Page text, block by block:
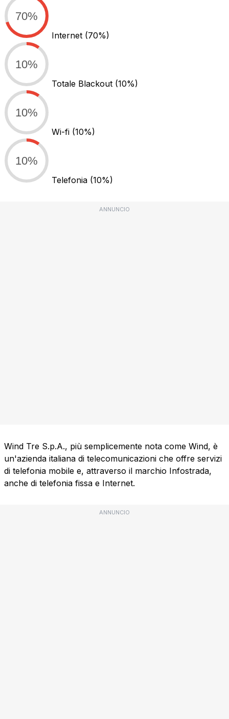
70%
Internet (70%)
10%
Totale Blackout (10%)
10%
Wi-fi (10%)
10%
Telefonia (10%)
ANNUNCIO
Wind Tre S.p.A., più semplicemente nota come Wind, è
un'azienda italiana di telecomunicazioni che offre servizi
di telefonia mobile e, attraverso il marchio Infostrada,
anche di telefonia fissa e Internet.
ANNUNCIO